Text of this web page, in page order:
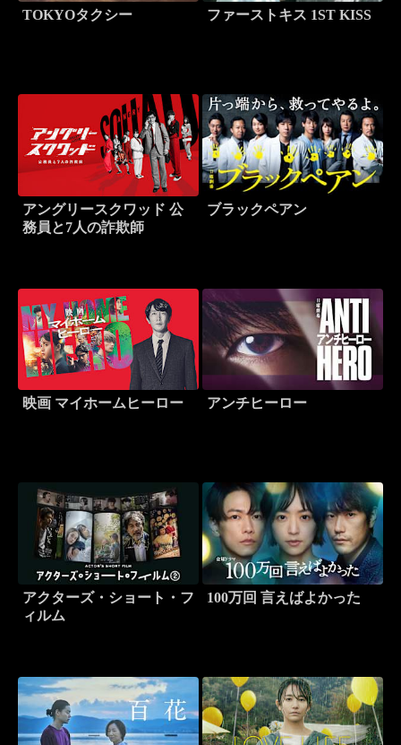
TOKYOタクシー ファーストキス 1ST KISS
アングリースクワッド 公
務員と7人の詐欺師
ブラックペアン
映画 マイホームヒーロー アンチヒーロー
アクターズ・ショート・フ
ィルム
100万回 言えばよかった